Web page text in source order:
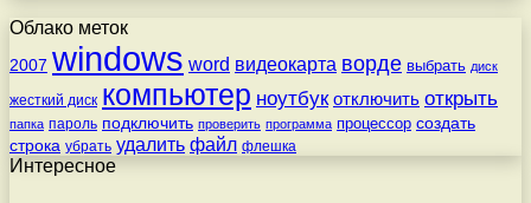
Облако меток
2007 windows word видеокарта ворде выбрать диск
жесткий диск компьютер ноутбук отключить открыть
папка пароль подключить проверить программа процессор создать
строка убрать удалить файл флешка
Интересное